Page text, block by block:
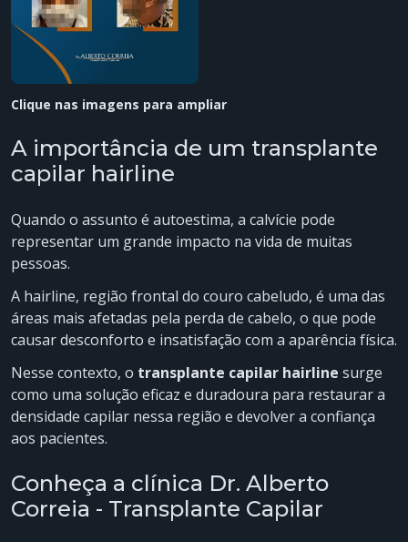
Clique nas imagens para ampliar
A importância de um transplante
capilar hairline
Quando o assunto é autoestima, a calvície pode
representar um grande impacto na vida de muitas
pessoas.
A hairline, região frontal do couro cabeludo, é uma das
áreas mais afetadas pela perda de cabelo, o que pode
causar desconforto e insatisfação com a aparência física.
Nesse contexto, o transplante capilar hairline surge
como uma solução eficaz e duradoura para restaurar a
densidade capilar nessa região e devolver a confiança
aos pacientes.
Conheça a clínica Dr. Alberto
Correia - Transplante Capilar